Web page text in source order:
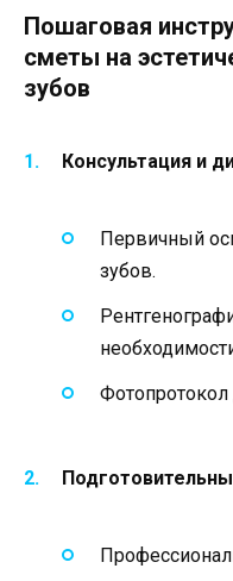
Пошаговая
сметы на
зубов
Консультация и
Первичный
зубов.
Фотопротокол